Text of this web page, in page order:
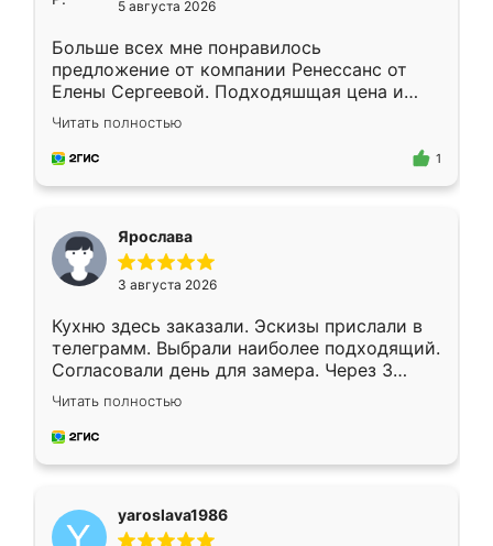
5 августа 2026
Больше всех мне понравилось
предложение от компании Ренессанс от
Елены Сергеевой. Подходяшщая цена и
короткие сроки изготовления. Приехавший
для замера сотрудник Владислав
предложил по моему эскизу самый
Читать полностью
1
Ярослава
3 августа 2026
Кухню здесь заказали. Эскизы прислали в
телеграмм. Выбрали наиболее подходящий.
Согласовали день для замера. Через 3
недели кухня была уже готова. Остались
довольны работой. Спасибо Ренессанс
мебель за качественную работу!
Читать полностью
yaroslava1986